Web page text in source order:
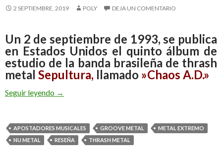
2 SEPTIEMBRE, 2019 POLY DEJA UN COMENTARIO
Un 2 de septiembre de 1993, se publica
en Estados Unidos el quinto álbum de
estudio de la banda brasileña de thrash
metal Sepultura, llamado »Chaos A.D.»
Seguir leyendo «Chaos A.D.» de Sepultura
→
APOSTADORES MUSICALES GROOVE METAL
METAL EXTREMO
NU METAL
RESEÑA THRASH METAL